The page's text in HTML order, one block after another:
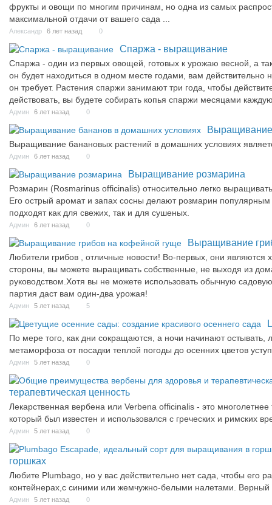
фрукты и овощи по многим причинам, но одна из самых
максимальной отдачи от вашего сада ...
Александр 6 лет назад 0
Спаржа - выращивание
Спаржа - один из первых овощей, готовых к урожаю весной, а
он будет находиться в одном месте годами, вам
он требует. Растения спаржи занимают три года, чтобы
действовать, вы будете собирать копья спаржи месяцами
Админ 6 лет назад 0
Выращивание банановых растений в домашних условиях
Админ 6 лет назад 0
Выращивание розмарина
Розмарин (Rosmarinus officinalis) относительно легко
Его острый аромат и запах сосны делают розмарин
подходят как для свежих, так и для сушеных.
Админ 6 лет назад 0
Выращивание
Любители грибов , отличные новости! Во-первых, они
стороны, вы можете выращивать собственные, не выходя из
руководством.Хотя вы не можете использовать обычную
партия даст вам один-два урожая!
Админ 5 лет назад 5
По мере того, как дни сокращаются, а ночи начинают остывать,
метаморфоза от посадки теплой погоды до осенних цветов
Админ 5 лет назад 0
терапевтическая ценность
Лекарственная вербена или Verbena officinalis - это
который был известен и использовался с греческих и римских
Админ 5 лет назад 0
горшках
Любите Plumbago, но у вас действительно нет сада, чтобы его
контейнерах,с синими или жемчужно-белыми налетами. Верный
Админ 5 лет назад 0